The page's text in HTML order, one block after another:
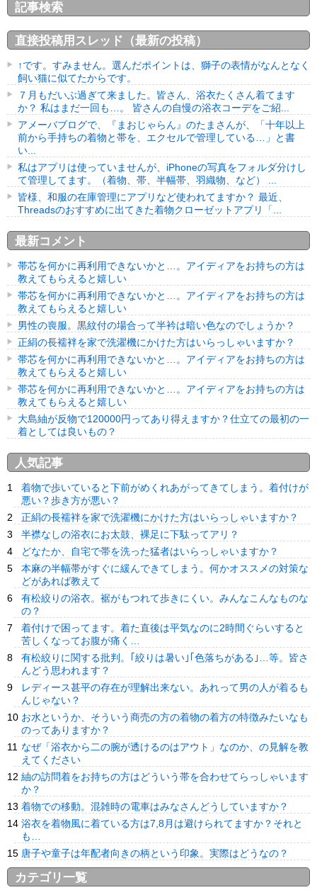
記事検索
直接投稿用スレッド（最新の投稿）
↑です。すみません。選んだポイントは、獅子の表情がなんとなく
飼い猫に似てたからです。
７月もだいぶ過ぎて来ました。皆さん、浴衣たくさん着てます
か？ 私はまだ一回も…。 皆さんの自慢の浴衣コーデをご紹...
アメーバブログで、『まおじゃらん』のたまさんが、「十年以上
前から手持ちの着物と帯を、エクセルで管理している…」と書
い...
私はアプリは使っていませんが、iPhoneの写真をフォルダ分けし
て管理してます。（着物、帯、半幅帯、羽織物、など） ...
皆様、和服の在庫管理にアプリなど使われてますか？ 最近、
Threadsのおすすめに出てきた着物クローゼットアプリ「...
最新コメント
帯芯を何かに再利用できないかと…。アイディアをお持ちの方は
教えてもらえると嬉しい
帯芯を何かに再利用できないかと…。アイディアをお持ちの方は
教えてもらえると嬉しい
男性の喪服。黒紋付の場合って半衿は暗い色なのでしょうか？
正絹の長襦袢を家で洗濯機にかけた方はいらっしゃいますか？
帯芯を何かに再利用できないかと…。アイディアをお持ちの方は
教えてもらえると嬉しい
帯芯を何かに再利用できないかと…。アイディアをお持ちの方は
教えてもらえると嬉しい
大島紬が反物で120000円ってあり得えますか？仕立ての最初の一
着としては良いもの？
人気記事
着物で歩いていると下前がめくれあがってきてしまう。着付けが
悪い？歩き方が悪い？
正絹の長襦袢を家で洗濯機にかけた方はいらっしゃいますか？
半襟なしの浴衣にお太鼓、裸足に下駄ってアリ？
どなたか、自宅で帯を洗った猛者はいらっしゃいますか？
本麻の半幅帯がすぐに緩んできてしまう。何かオススメの対策な
どがあれば教えて
有松絞りの浴衣。裾がもつれて歩きにくい。みんなこんなものな
の？
着付けで困ってます。着た直後は平気なのに2時間ぐらいすると
苦しくなってお腹が痛く…
有松絞りに関する批判。｢絞りは暑い｣｢色落ちがある｣…等。皆さ
んどう思われます？
レディース甚平の存在が理解出来ない。あれって男の人が着るも
んじゃない？
お水というか、そういう商売の方の着物の着方の特徴みたいなも
のってありますか？
なぜ「浴衣から二の腕が透けるのはアウト」なのか、の見解を教
えてください
紬の訪問着をお持ちの方はどういう帯を合わせてらっしゃいます
か？
着物での移動。混雑時の電車はみなさんどうしていますか？
浴衣を着物風に着ている方は7,8月は避けられてますか？それと
も…
唐子や童子は年配者向きの柄という印象。実際はどうなの？
カテゴリ一覧